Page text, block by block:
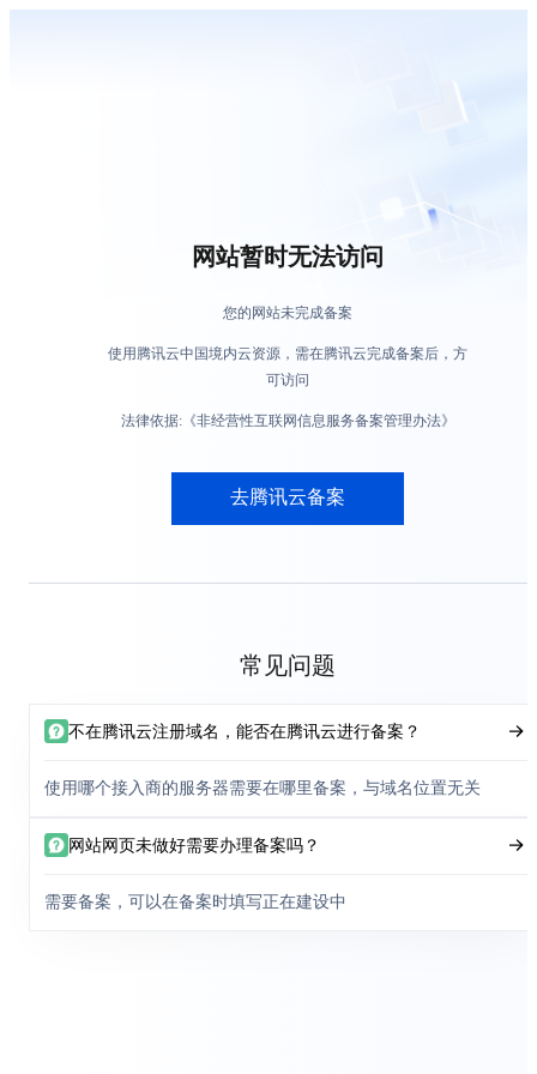
网站暂时无法访问
您的网站未完成备案
使用腾讯云中国境内云资源，需在腾讯云完成备案后，方
可访问
法律依据:《非经营性互联网信息服务备案管理办法》
去腾讯云备案
常见问题
不在腾讯云注册域名，能否在腾讯云进行备案？
使用哪个接入商的服务器需要在哪里备案，与域名位置无关
网站网页未做好需要办理备案吗？
需要备案，可以在备案时填写正在建设中